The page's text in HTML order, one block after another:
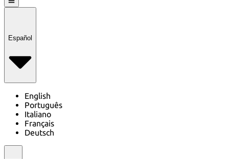
Español
English
Português
Italiano
Français
Deutsch